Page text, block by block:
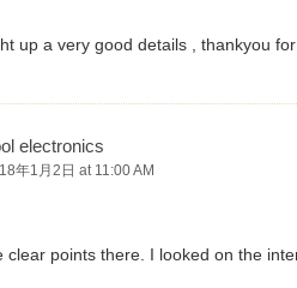
up a very good details , thankyou
electronics
年1月2日 at 11:00 AM
clear points there. I looked on the